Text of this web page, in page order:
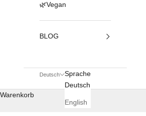
🌿Vegan
BLOG
Deutsch
Sprache
Deutsch
English
Warenkorb